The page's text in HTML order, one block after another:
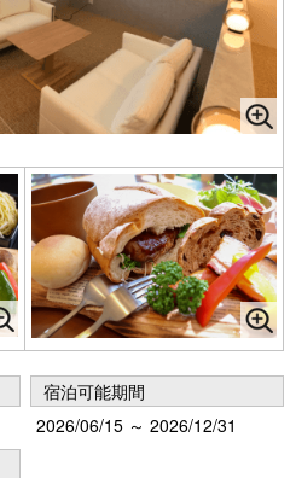
宿泊可能期間
2026/06/15 ～ 2026/12/31